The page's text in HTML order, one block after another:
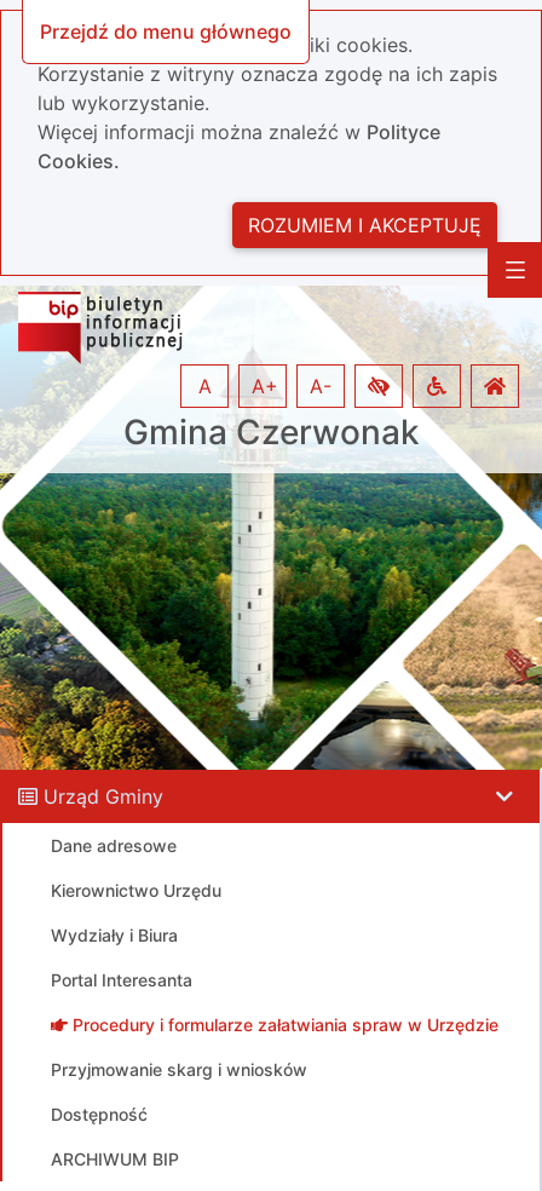
Przejdź do menu głównego
Nasza strona wykorzystuje pliki cookies.
Korzystanie z witryny oznacza zgodę na ich zapis
lub wykorzystanie.
Więcej informacji można znaleźć w Polityce
Cookies.
ROZUMIEM I AKCEPTUJĘ
Gmina Czerwonak
A A+ A-
Urząd Gminy
Dane adresowe
Kierownictwo Urzędu
Wydziały i Biura
Portal Interesanta
Procedury i formularze załatwiania spraw w Urzędzie
Przyjmowanie skarg i wniosków
Dostępność
ARCHIWUM BIP